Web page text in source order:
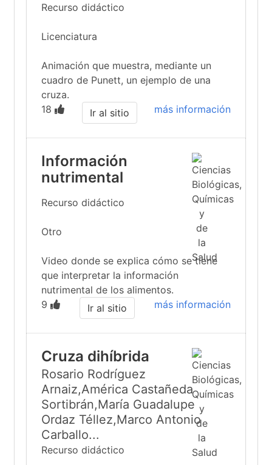
Recurso didáctico
Licenciatura
Animación que muestra, mediante un
cuadro de Punett, un ejemplo de una
cruza.
18
más información
Ir al sitio
Información
nutrimental
Recurso didáctico
Otro
Video donde se explica cómo se tiene
que interpretar la información
nutrimental de los alimentos.
9
más información
Ir al sitio
Cruza dihíbrida
Rosario Rodríguez
Arnaiz,América Castañeda
Sortibrán,María Guadalupe
Ordaz Téllez,Marco Antonio
Carballo...
Recurso didáctico